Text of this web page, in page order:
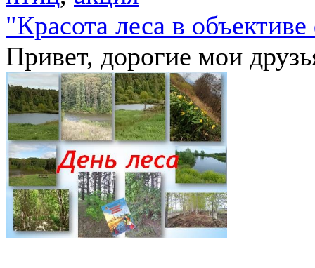
"Красота леса в
Привет, дорогие мои